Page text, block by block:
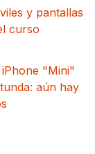
y pantallas
curso
iPhone "Mini"
aún hay